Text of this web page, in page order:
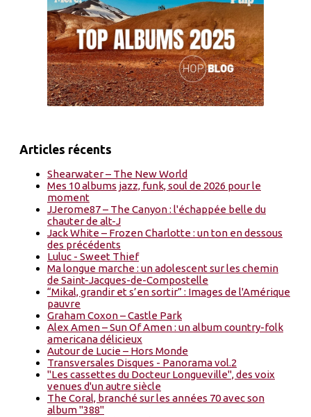
Articles récents
Shearwater – The New World
Mes 10 albums jazz, funk, soul de 2026 pour le
moment
JJerome87 – The Canyon : l'échappée belle du
chauter de alt-J
Jack White – Frozen Charlotte : un ton en dessous
des précédents
Luluc - Sweet Thief
Ma longue marche : un adolescent sur les chemin
de Saint-Jacques-de-Compostelle
“Mikal, grandir et s’en sortir” : Images de l'Amérique
pauvre
Graham Coxon – Castle Park
Alex Amen – Sun Of Amen : un album country-folk
americana délicieux
Autour de Lucie – Hors Monde
Transversales Disques - Panorama vol.2
"Les cassettes du Docteur Longueville", des voix
venues d'un autre siècle
The Coral, branché sur les années 70 avec son
album "388"